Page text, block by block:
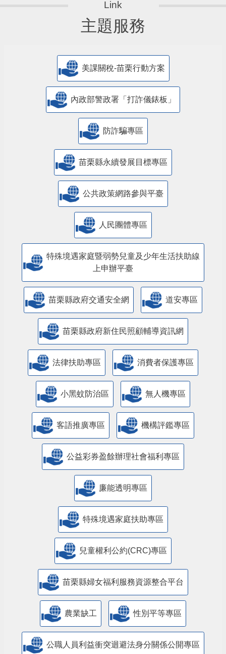
主題服務
美課關稅-苗栗行動方案
內政部警政署「打詐儀錶板」
防詐騙專區
苗栗縣永續發展目標專區
公共政策網路參與平臺
人民團體專區
特殊境遇家庭暨弱勢兒童及少年生活扶助線
上申辦平臺
苗栗縣政府交通安全網 道安專區
苗栗縣政府新住民照顧輔導資訊網
法律扶助專區 消費者保護專區
小黑蚊防治區 無人機專區
客語推廣專區 機構評鑑專區
公益彩券盈餘辦理社會福利專區
廉能透明專區
特殊境遇家庭扶助專區
兒童權利公約(CRC)專區
苗栗縣婦女福利服務資源整合平台
農業缺工 性別平等專區
公職人員利益衝突迴避法身分關係公開專區